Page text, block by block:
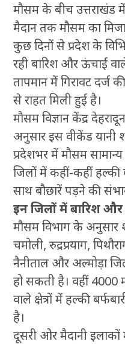
मौसम के बीच उत्तराखंड
मैदान तक मौसम का
कुछ दिनों से प्रदेश के
रही बारिश और ऊंचाई
तापमान में गिरावट दर्ज
से राहत मिली हुई है।
मौसम विज्ञान केंद्र
अनुसार इस वीकेंड यानी
प्रदेशभर में मौसम सामान्य
जिलों में कहीं-कहीं
साथ बौछारें पड़ने की
इन जिलों में बारिश
मौसम विभाग के अनुसार
चमोली, रुद्रप्रयाग,
नैनीताल और अल्मोड़ा
हो सकती है। वहीं
वाले क्षेत्रों में हल्की
है।
दूसरी ओर मैदानी